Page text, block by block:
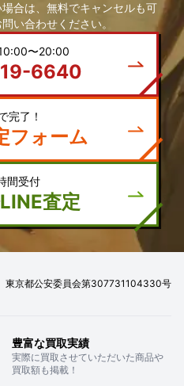
合は、無料でキャンセルも可
い合わせください。
〜20:00
6640
完了！
フォーム
間受付
査定
京都公安委員会第307731104330号
豊富な買取実績
実際に買取させていただいた商品や
買取額も掲載！